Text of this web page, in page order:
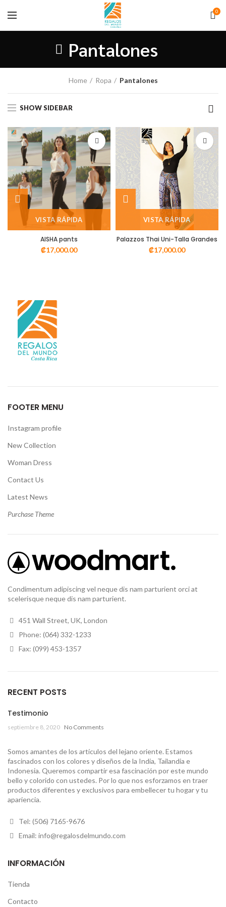
0
Pantalones
Home Ropa Pantalones
SHOW SIDEBAR
VISTA RÁPIDA
AISHA pants
₡17,000.00
VISTA RÁPIDA
Palazzos Thai Uni-Talla Grandes
₡17,000.00
FOOTER MENU
Instagram profile
New Collection
Woman Dress
Contact Us
Latest News
Purchase Theme
Condimentum adipiscing vel neque dis nam parturient orci at
scelerisque neque dis nam parturient.
451 Wall Street, UK, London
Phone: (064) 332-1233
Fax: (099) 453-1357
RECENT POSTS
Testimonio
septiembre 8, 2020 No Comments
Somos amantes de los artículos del lejano oriente. Estamos
fascinados con los colores y diseños de la India, Tailandia e
Indonesia. Queremos compartir esa fascinación por este mundo
bello y colorido con ustedes. Por lo que nos esforzamos en traer
productos diferentes y exclusivos para embellecer tu hogar y tu
apariencia.
Tel: (506) 7165-9676
Email: info@regalosdelmundo.com
INFORMACIÓN
Tienda
Contacto